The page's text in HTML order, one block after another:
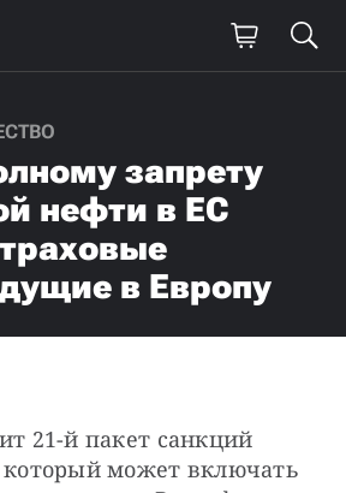
запрету
нефти в ЕС
в Европу
21-й пакет санкций
который может включать